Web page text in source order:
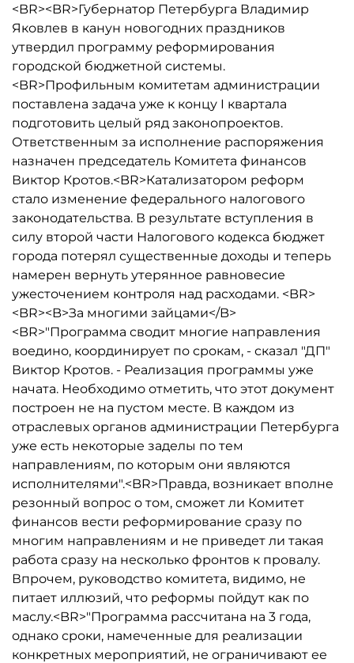
<BR><BR>Губернатор Петербурга Владимир
Яковлев в канун новогодних праздников
утвердил программу реформирования
городской бюджетной системы.
<BR>Профильным комитетам администрации
поставлена задача уже к концу I квартала
подготовить целый ряд законопроектов.
Ответственным за исполнение распоряжения
назначен председатель Комитета финансов
Виктор Кротов.<BR>Катализатором реформ
стало изменение федерального налогового
законодательства. В результате вступления в
силу второй части Налогового кодекса бюджет
города потерял существенные доходы и теперь
намерен вернуть утерянное равновесие
ужесточением контроля над расходами. <BR>
<BR><B>За многими зайцами</B>
<BR>"Программа сводит многие направления
воедино, координирует по срокам, - сказал "ДП"
Виктор Кротов. - Реализация программы уже
начата. Необходимо отметить, что этот документ
построен не на пустом месте. В каждом из
отраслевых органов администрации Петербурга
уже есть некоторые заделы по тем
направлениям, по которым они являются
исполнителями".<BR>Правда, возникает вполне
резонный вопрос о том, сможет ли Комитет
финансов вести реформирование сразу по
многим направлениям и не приведет ли такая
работа сразу на несколько фронтов к провалу.
Впрочем, руководство комитета, видимо, не
питает иллюзий, что реформы пойдут как по
маслу.<BR>"Программа рассчитана на 3 года,
однако сроки, намеченные для реализации
конкретных мероприятий, не ограничивают ее